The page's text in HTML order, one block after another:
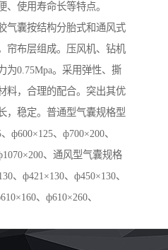
、使用寿命长等特点。
气囊按结构分胎式和通风式
帘布层组成。压风机、钻机
为0.75Mpa。采用弹性、撕
料，合理的配合。突出其优
，稳定。普通型气囊规格型
ф600×125、ф700×200、
、通风型气囊规格
、ф421×130、ф450×130、
、ф610×260、